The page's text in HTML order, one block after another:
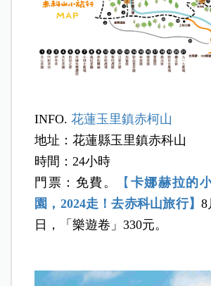
INFO.花蓮玉里鎮赤柯山
地址：花蓮縣玉里鎮赤科山
時間：24小時
門票：免費。
【 卡娜赫拉的
園，2024走！去赤科山旅行】8
日，「樂遊卷」330元。